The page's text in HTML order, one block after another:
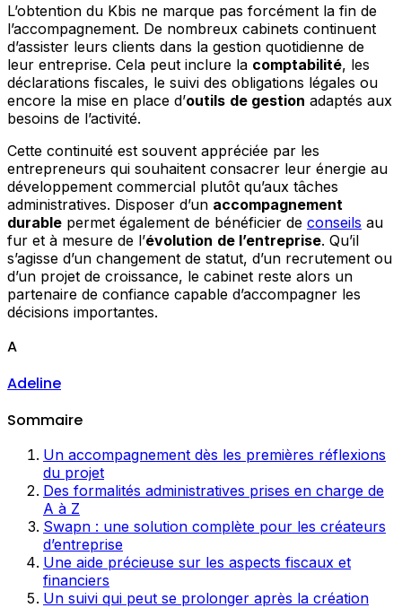
L’obtention du Kbis ne marque pas forcément la fin de
l’accompagnement. De nombreux cabinets continuent
d’assister leurs clients dans la gestion quotidienne de
leur entreprise. Cela peut inclure la comptabilité, les
déclarations fiscales, le suivi des obligations légales ou
encore la mise en place d’outils de gestion adaptés aux
besoins de l’activité.
Cette continuité est souvent appréciée par les
entrepreneurs qui souhaitent consacrer leur énergie au
développement commercial plutôt qu’aux tâches
administratives. Disposer d’un accompagnement
durable permet également de bénéficier de conseils au
fur et à mesure de l’évolution de l’entreprise. Qu’il
s’agisse d’un changement de statut, d’un recrutement ou
d’un projet de croissance, le cabinet reste alors un
partenaire de confiance capable d’accompagner les
décisions importantes.
A
Adeline
Sommaire
Un accompagnement dès les premières réflexions
du projet
Des formalités administratives prises en charge de
A à Z
Swapn : une solution complète pour les créateurs
d’entreprise
Une aide précieuse sur les aspects fiscaux et
financiers
Un suivi qui peut se prolonger après la création